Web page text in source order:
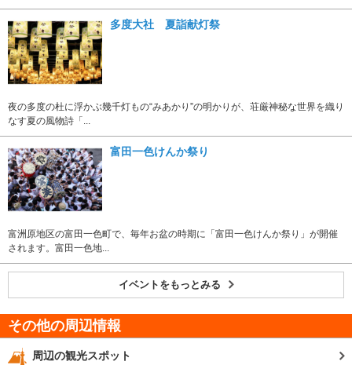
多度大社 夏詣献灯祭
夜の多度の杜に浮かぶ幾千灯もの“みあかり”の明かりが、荘厳神秘な世界を織り
なす夏の風物詩「...
富田一色けんか祭り
富洲原地区の富田一色町で、毎年お盆の時期に「富田一色けんか祭り」が開催
されます。富田一色地...
イベントをもっとみる
その他の周辺情報
周辺の観光スポット